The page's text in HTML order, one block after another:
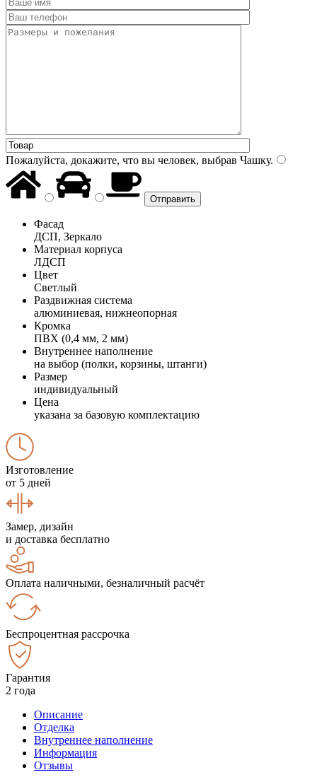
Пожалуйста, докажите, что вы человек, выбрав Чашку.
Фасад
ДСП, Зеркало
Материал корпуса
ЛДСП
Цвет
Светлый
Раздвижная система
алюминиевая, нижнеопорная
Кромка
ПВХ (0,4 мм, 2 мм)
Внутреннее наполнение
на выбор (полки, корзины, штанги)
Размер
индивидуальный
Цена
указана за базовую комплектацию
Изготовление
от 5 дней
Замер, дизайн
и доставка бесплатно
Оплата наличными, безналичный расчёт
Беспроцентная рассрочка
Гарантия
2 года
Описание
Отделка
Внутреннее наполнение
Информация
Отзывы